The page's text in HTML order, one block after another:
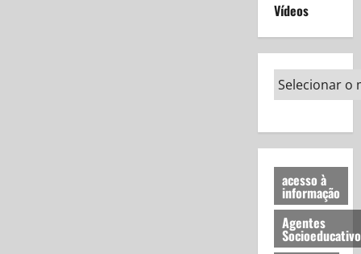
Vídeos
acesso à
informação
Agentes